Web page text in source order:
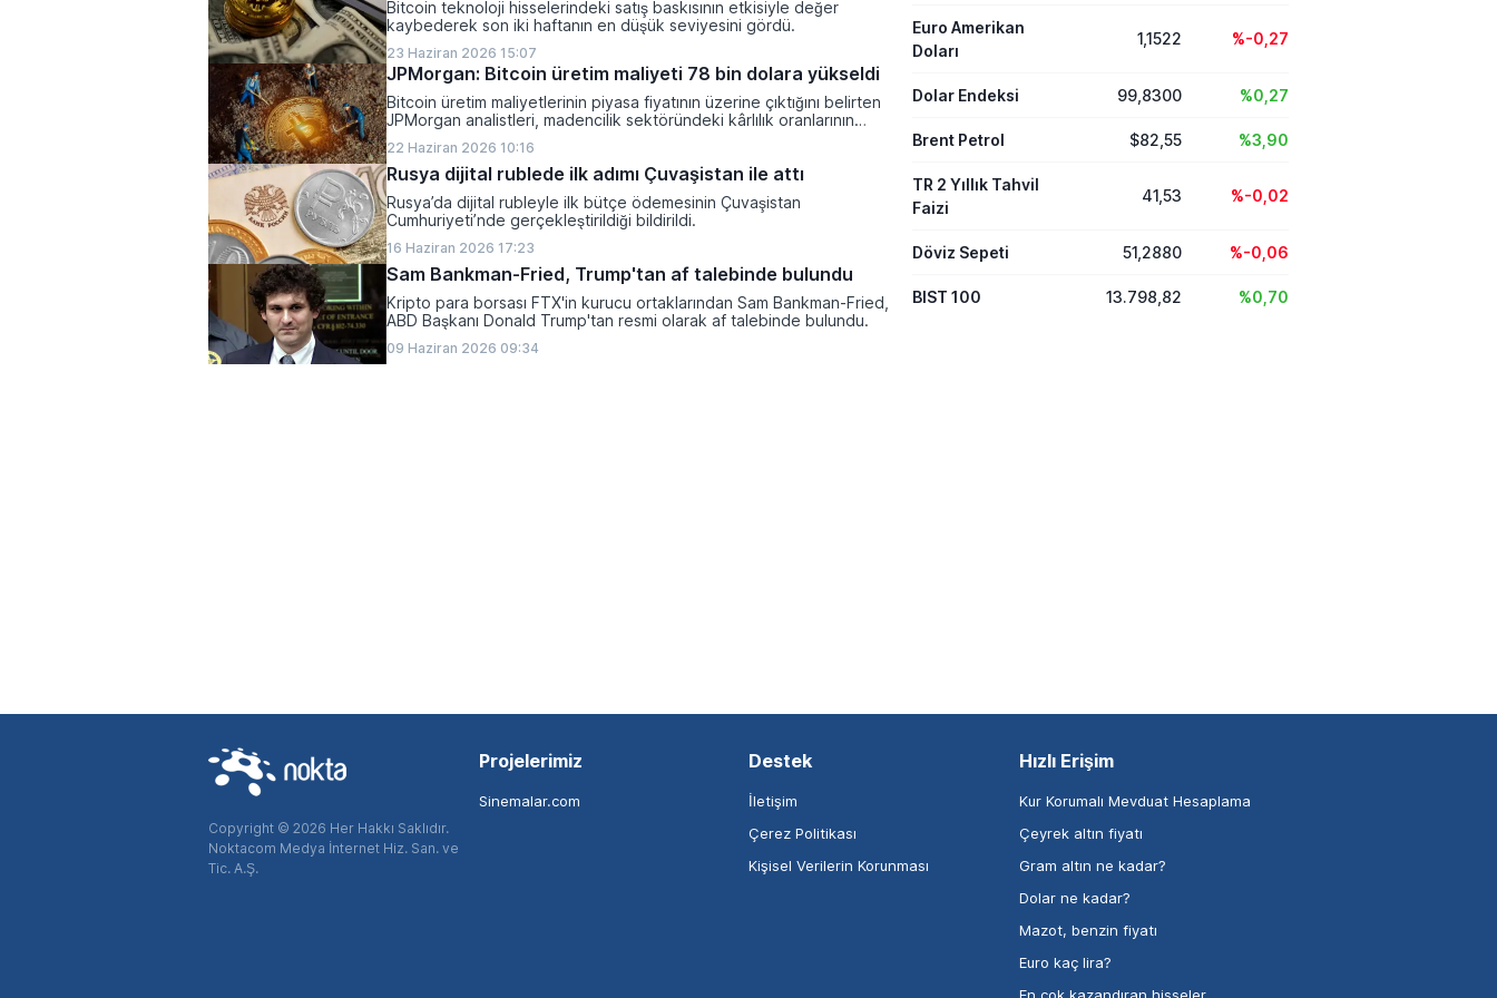
Bitcoin teknoloji hisselerindeki satış baskısının etkisiyle değer
kaybederek son iki haftanın en düşük seviyesini gördü.
23 Haziran 2026 15:07
JPMorgan: Bitcoin üretim maliyeti 78 bin dolara yükseldi
Bitcoin üretim maliyetlerinin piyasa fiyatının üzerine çıktığını belirten
JPMorgan analistleri, madencilik sektöründeki kârlılık oranlarının
22 Haziran 2026 10:16
Rusya dijital rublede ilk adımı Çuvaşistan ile attı
Rusya’da dijital rubleyle ilk bütçe ödemesinin Çuvaşistan
Cumhuriyeti’nde gerçekleştirildiği bildirildi.
16 Haziran 2026 17:23
Sam Bankman-Fried, Trump'tan af talebinde bulundu
Kripto para borsası FTX'in kurucu ortaklarından Sam Bankman-Fried,
ABD Başkanı Donald Trump'tan resmi olarak af talebinde bulundu.
09 Haziran 2026 09:34
Euro Amerikan
Doları
1,1522 %-0,27
Dolar Endeksi 99,8300 %0,27
Brent Petrol $82,55 %3,90
TR 2 Yıllık Tahvil
Faizi
41,53 %-0,02
Döviz Sepeti 51,2880 %-0,06
BIST 100 13.798,82 %0,70
Copyright © 2026 Her Hakkı Saklıdır.
Noktacom Medya İnternet Hiz. San. ve
Tic. A.Ş.
Projelerimiz
Sinemalar.com
Destek
İletişim
Çerez Politikası
Kişisel Verilerin Korunması
Hızlı Erişim
Kur Korumalı Mevduat Hesaplama
Çeyrek altın fiyatı
Gram altın ne kadar?
Dolar ne kadar?
Mazot, benzin fiyatı
Euro kaç lira?